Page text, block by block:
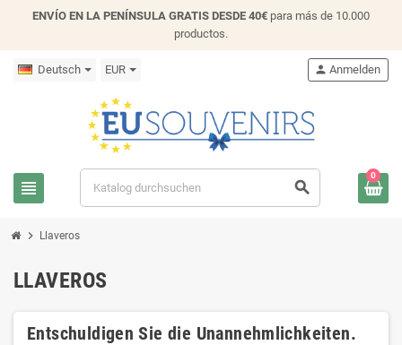
ENVÍO EN LA PENÍNSULA GRATIS DESDE 40€ para más de 10.000
productos.
Deutsch EUR
view_headline search
person Anmelden
0
chevron_right Llaveros
LLAVEROS
Entschuldigen Sie die Unannehmlichkeiten.